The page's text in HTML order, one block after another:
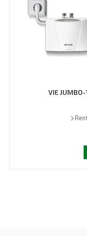
VIE